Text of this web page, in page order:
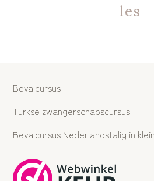
les
Bevalcursus
Turkse zwangerschapscursus
Bevalcursus Nederlandstalig in